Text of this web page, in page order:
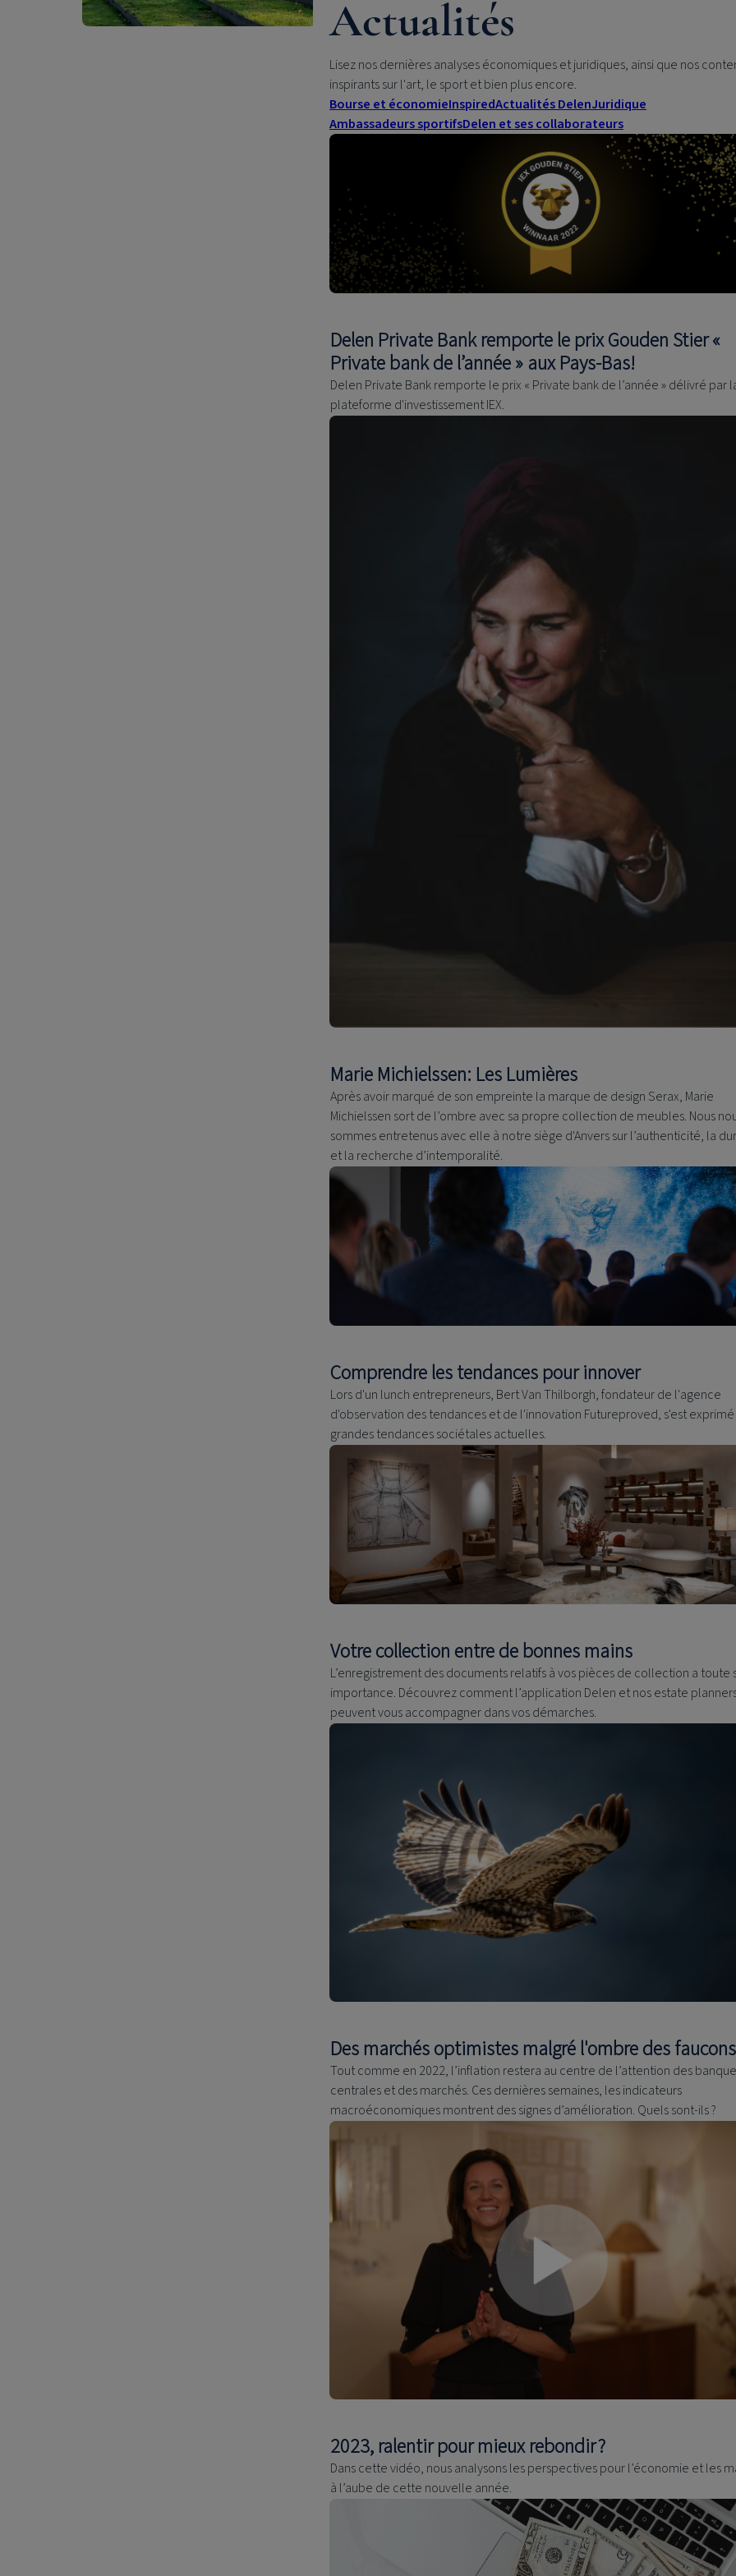
Actualités
Lisez nos dernières analyses économiques et juridiques, ainsi que nos
inspirants sur l'art, le sport et bien plus encore.
Bourse et économieInspiredActualités DelenJuridique
Ambassadeurs sportifsDelen et ses collaborateurs
Delen Private Bank remporte le prix Gouden Stier «
Private bank de l’année » aux Pays-Bas!
Delen Private Bank remporte le prix « Private bank de l’année » délivré par
plateforme d'investissement IEX.
Marie Michielssen: Les Lumières
Après avoir marqué de son empreinte la marque de design Serax, Marie
Michielssen sort de l’ombre avec sa propre collection de meubles. Nous
sommes entretenus avec elle à notre siège d'Anvers sur l’authenticité, la
et la recherche d’intemporalité.
Comprendre les tendances pour innover
Lors d'un lunch entrepreneurs, Bert Van Thilborgh, fondateur de l'agence
d'observation des tendances et de l'innovation Futureproved, s'est exprimé
grandes tendances sociétales actuelles.
Votre collection entre de bonnes mains
L’enregistrement des documents relatifs à vos pièces de collection a toute
importance. Découvrez comment l’application Delen et nos estate
peuvent vous accompagner dans vos démarches.
Des marchés optimistes malgré l'ombre des faucons
Tout comme en 2022, l’inflation restera au centre de l’attention des
centrales et des marchés. Ces dernières semaines, les indicateurs
macroéconomiques montrent des signes d’amélioration. Quels sont-ils ?
2023, ralentir pour mieux rebondir ?
Dans cette vidéo, nous analysons les perspectives pour l’économie et les
à l’aube de cette nouvelle année.